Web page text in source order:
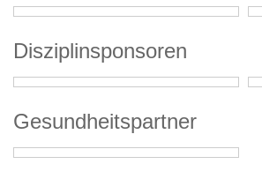
Disziplinsponsoren
Gesundheitspartner